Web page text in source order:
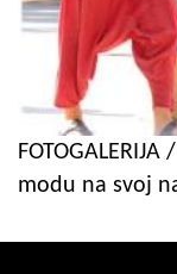
modu na svoj